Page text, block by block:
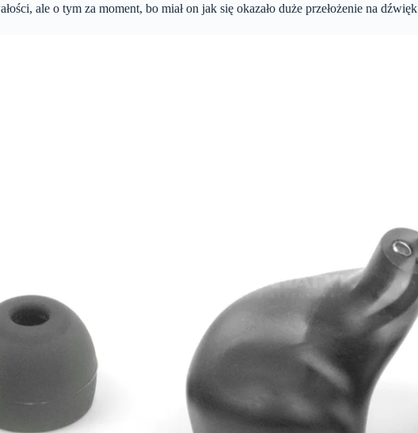
ale o tym za moment, bo miał on jak się okazało duże przełożenie na